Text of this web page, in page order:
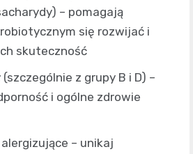
– pomagają
się rozwijać i
skuteczność
z grupy B i D) –
i ogólne zdrowie
alergizujące – unikaj